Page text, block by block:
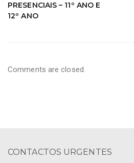
PRESENCIAIS – 11º ANO E
12º ANO
Comments are closed.
CONTACTOS URGENTES